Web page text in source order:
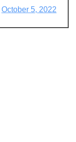
October 5, 2022